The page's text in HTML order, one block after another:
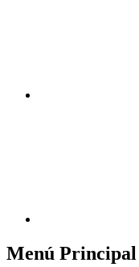
Menú Principal